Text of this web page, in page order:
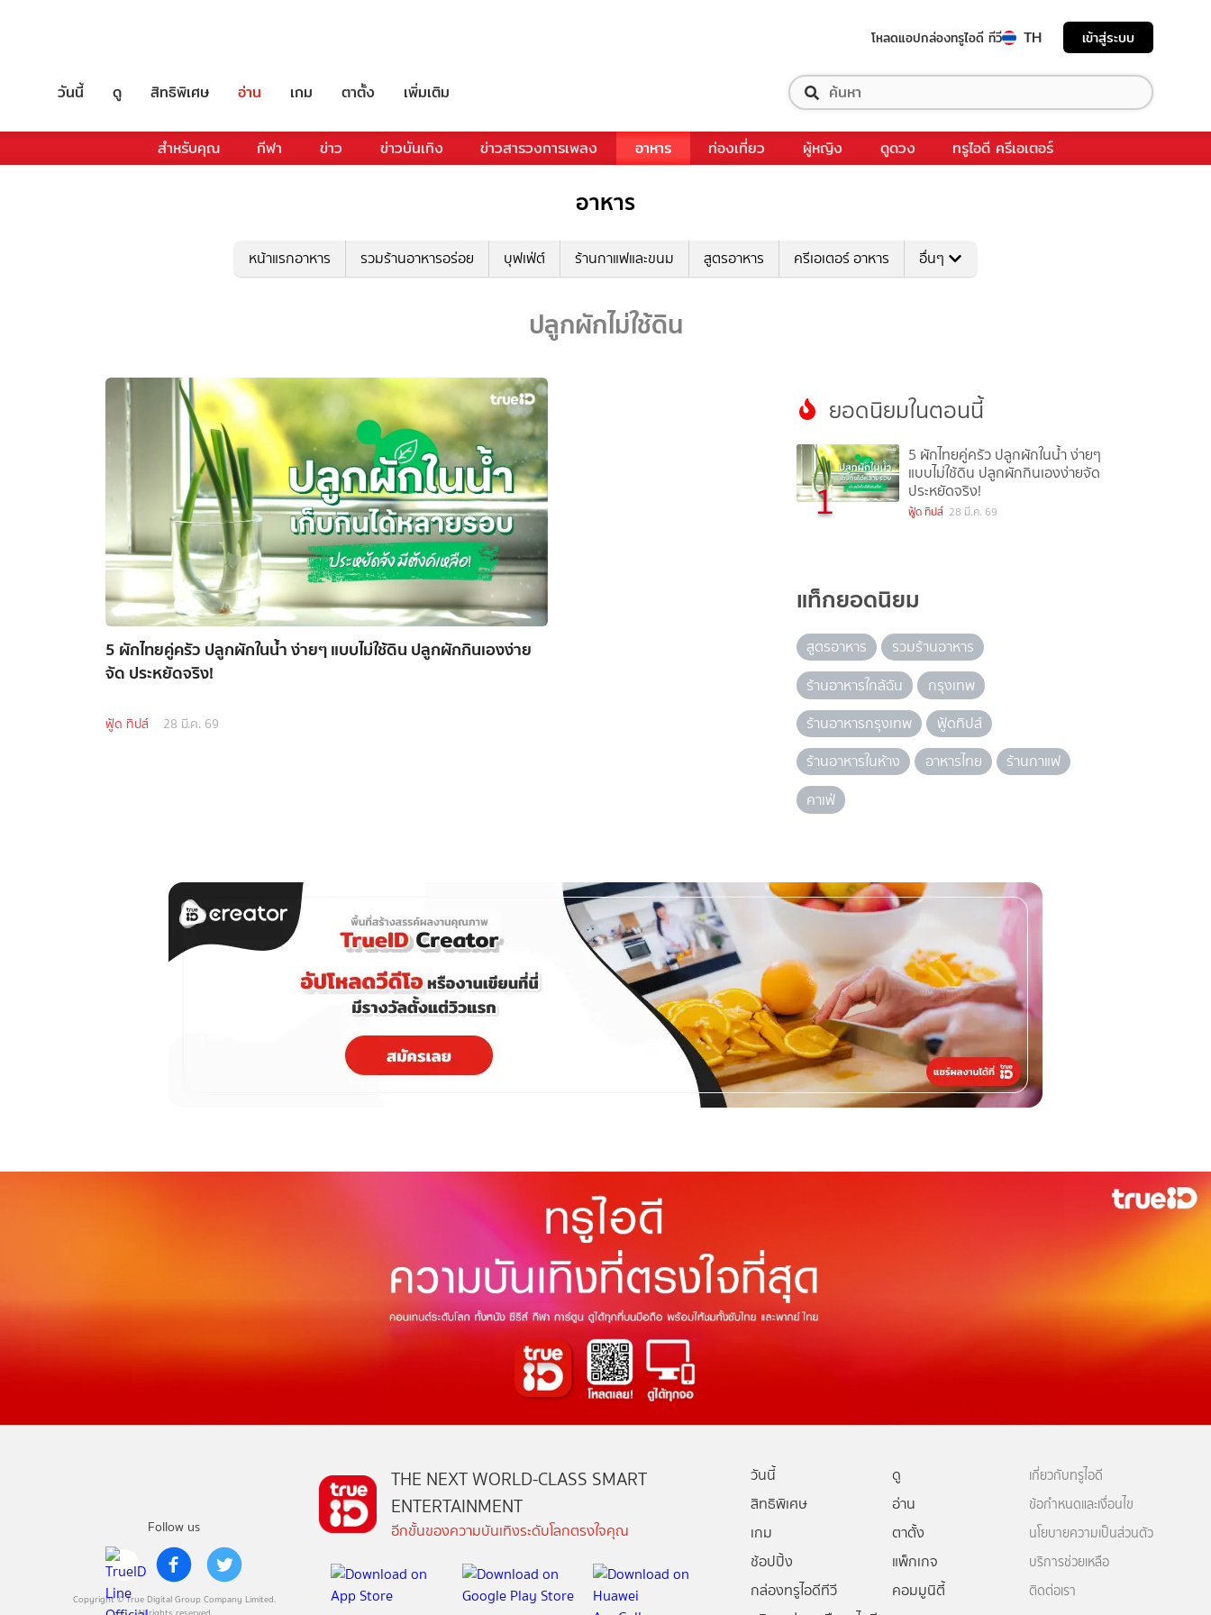
โหลดแอปกล่องทรูไอดี ทีวี TH เข้าสู่ระบบ
วันนี้ ดู สิทธิพิเศษ อ่าน เกม ตาตั้ง เพิ่มเติม
สำหรับคุณ กีฬา ข่าว ข่าวบันเทิง ข่าวสารวงการเพลง อาหาร ท่องเที่ยว ผู้หญิง ดูดวง ทรูไอดี ครีเอเตอร์
อาหาร
หน้าแรกอาหาร รวมร้านอาหารอร่อย บุฟเฟ่ต์ ร้านกาแฟและขนม สูตรอาหาร ครีเอเตอร์ อาหาร อื่นๆ
ปลูกผักไม่ใช้ดิน
5 ผักไทยคู่ครัว ปลูกผักในน้ำ ง่ายๆ แบบไม่ใช้ดิน ปลูกผักกินเองง่าย
จัด ประหยัดจริง!
ฟู้ด ทิปส์ 28 มี.ค. 69
ยอดนิยมในตอนนี้
1
5 ผักไทยคู่ครัว ปลูกผักในน้ำ ง่ายๆ
แบบไม่ใช้ดิน ปลูกผักกินเองง่ายจัด
ประหยัดจริง!
ฟู้ด ทิปส์ 28 มี.ค. 69
แท็กยอดนิยม
สูตรอาหาร
รวมร้านอาหาร
ร้านอาหารใกล้ฉัน
กรุงเทพ
ร้านอาหารกรุงเทพ
ฟู้ดทิปส์
ร้านอาหารในห้าง
อาหารไทย
ร้านกาแฟ
คาเฟ่
Follow us
Copyright © True Digital Group Company Limited.
THE NEXT WORLD-CLASS SMART
ENTERTAINMENT
อีกขั้นของความบันเทิงระดับโลกตรงใจคุณ
วันนี้
ดู
สิทธิพิเศษ
อ่าน
เกม
ตาตั้ง
ช้อปปิ้ง
แพ็กเกจ
กล่องทรูไอดีทีวี
คอมมูนิตี้
เกี่ยวกับทรูไอดี
ข้อกำหนดและเงื่อนไข
นโยบายความเป็นส่วนตัว
บริการช่วยเหลือ
ติดต่อเรา